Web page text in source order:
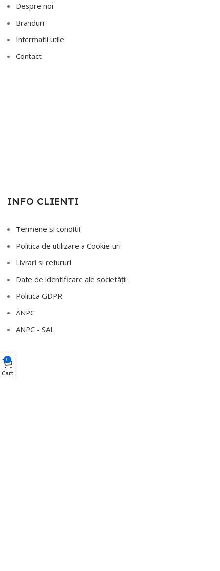
Despre noi
Branduri
Informatii utile
Contact
INFO CLIENTI
Termene si conditii
Politica de utilizare a Cookie-uri
Livrari si retururi
Date de identificare ale societății
Politica GDPR
ANPC
ANPC - SAL
0
Cart